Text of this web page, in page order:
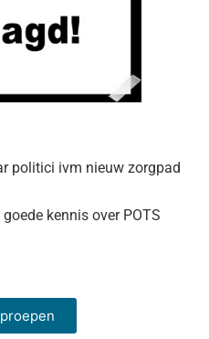
politici ivm nieuw zorgpad
kennis over POTS